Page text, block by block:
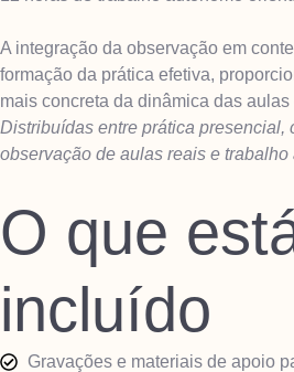
A integração da observação em
formação da prática efetiva,
mais concreta da dinâmica das aulas
Distribuídas entre prática presencial,
observação de aulas reais e trabalho
O que
incluído
Gravações e materiais de apoio